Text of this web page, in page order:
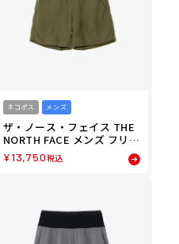
ネコポス メンズ
ザ・ノース・フェイス THE
NORTH FACE メンズ フリー
ランショーツ ランニング シ
ョートパンツ NB22591-CS
¥13,750税込